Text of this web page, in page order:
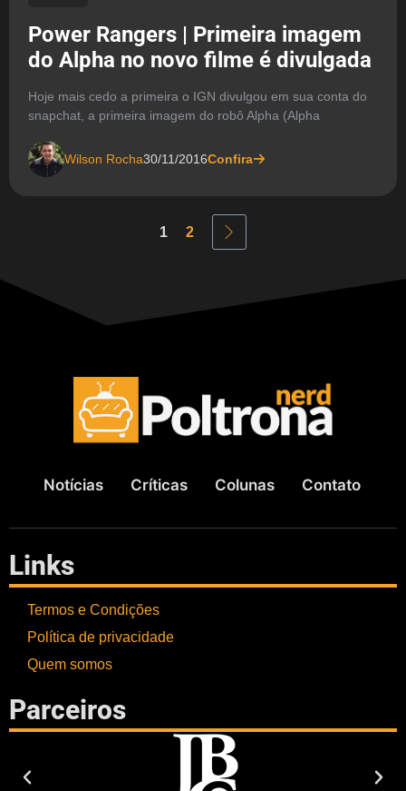
Power Rangers | Primeira imagem
do Alpha no novo filme é divulgada
Hoje mais cedo a primeira o IGN divulgou em sua conta do
snapchat, a primeira imagem do robô Alpha (Alpha
Wilson Rocha30/11/2016Confira
1 2
Notícias Críticas Colunas Contato
Links
Termos e Condições
Política de privacidade
Quem somos
Parceiros